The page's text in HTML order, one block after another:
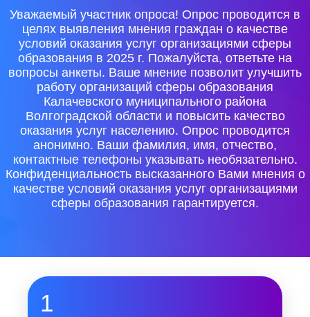
Уважаемый участник опроса! Опрос проводится в
целях выявления мнения граждан о качестве
условий оказания услуг организациями сферы
образования в 2025 г. Пожалуйста, ответьте на
вопросы анкеты. Ваше мнение позволит улучшить
работу организаций сферы образования
Калачевского муниципального района
Волгоградской области и повысить качество
оказания услуг населению. Опрос проводится
анонимно. Ваши фамилия, имя, отчество,
контактные телефоны указывать необязательно.
Конфиденциальность высказанного Вами мнения о
качестве условий оказания услуг организациями
сферы образования гарантируется.
1